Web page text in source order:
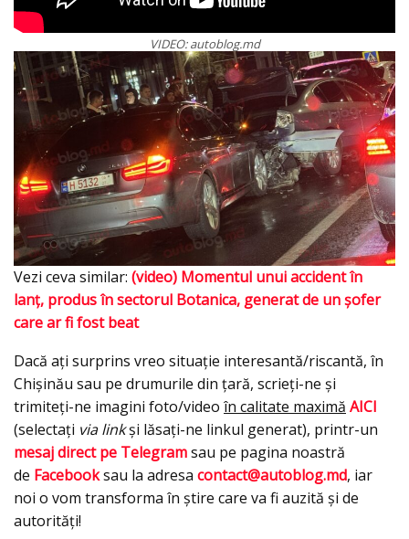
VIDEO: autoblog.md
Vezi ceva similar: (video) Momentul unui accident în
lanț, produs în sectorul Botanica, generat de un șofer
care ar fi fost beat
Dacă ați surprins vreo situație interesantă/riscantă, în
Chișinău sau pe drumurile din țară, scrieți-ne și
trimiteți-ne imagini foto/video în calitate maximă AICI
(selectați via linkși lăsați-ne linkul generat), printr-un
mesaj direct pe Telegramsau pe pagina noastră
de Facebooksau la adresa contact@autoblog.md, iar
noi o vom transforma în știre care va fi auzită și de
autorități!